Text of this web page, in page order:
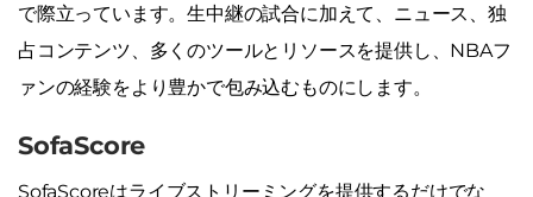
で際立っています。生中継の試合に加えて、ニュース、独
占コンテンツ、多くのツールとリソースを提供し、NBAフ
ァンの経験をより豊かで包み込むものにします。
SofaScore
SofaScoreはライブストリーミングを提供するだけでな